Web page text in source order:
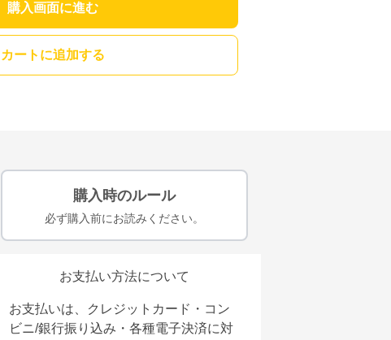
購入画面に進む
カートに追加する
購入時のルール
必ず購入前にお読みください。
お支払い方法について
お支払いは、クレジットカード・コン
ビニ/銀行振り込み・各種電子決済に対